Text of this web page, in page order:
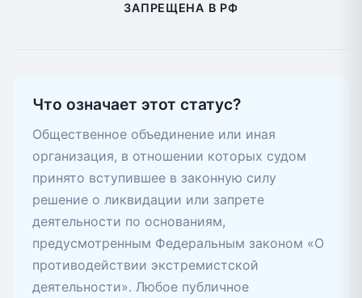
ЗАПРЕЩЕНА В РФ
Что означает этот статус?
Общественное объединение или иная
организация, в отношении которых судом
принято вступившее в законную силу
решение о ликвидации или запрете
деятельности по основаниям,
предусмотренным Федеральным законом «О
противодействии экстремистской
деятельности». Любое публичное